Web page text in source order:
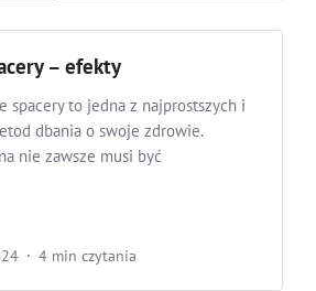
– efekty
spacery to jedna z najprostszych i
dbania o swoje zdrowie.
nie zawsze musi być
4 min czytania